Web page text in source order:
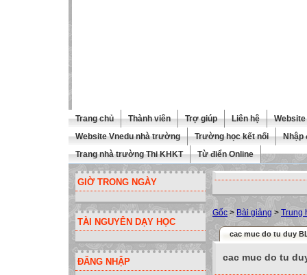
Trang chủ Thành viên Trợ giúp Liên hệ
Website Vnedu nhà trường
Trường học kết nối
Nhập
Trang nhà trường Thi KHKT
Từ điển Online
GIỜ TRONG NGÀY
TÀI NGUYÊN DẠY HỌC
ĐĂNG NHẬP
Gốc > Bài giảng > Trung
cac muc do tu duy
cac muc do tu